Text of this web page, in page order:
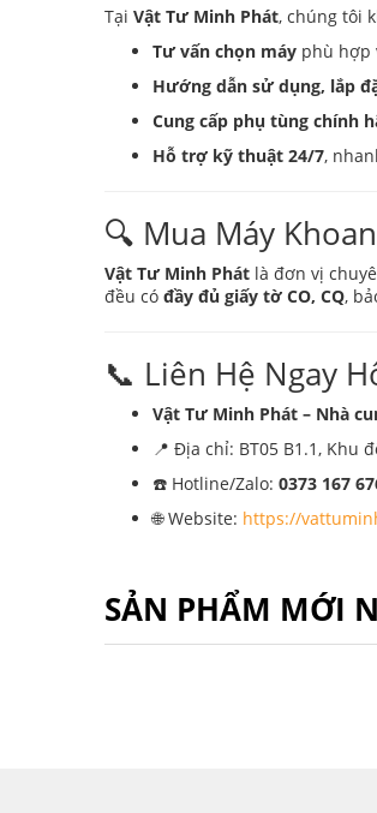
Tại Vật Tư Minh Phát, chúng tôi
Tư vấn chọn máy phù hợp
Hướng dẫn sử dụng, lắp
Cung cấp phụ tùng chính
Hỗ trợ kỹ thuật 24/7,
🔍 Mua Máy
Vật Tư Minh Phát là đơn vị
đều có đầy đủ giấy tờ CO, CQ,
📞 Liên Hệ Ngay
Vật Tư Minh Phát – Nhà
📍 Địa chỉ: BT05 B1.1, Khu
☎️ Hotline/Zalo: 0373 167
🌐 Website: https://
SẢN PHẨM MỚI